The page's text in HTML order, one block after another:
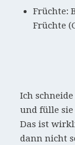
Früchte:
Früchte
Ich
und fülle
Das ist
dann nicht